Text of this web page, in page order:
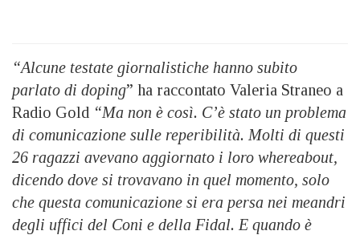
“Alcune testate giornalistiche hanno subito
parlato di doping” ha raccontato Valeria Straneo a
Radio Gold “Ma non è così. C’è stato un problema
di comunicazione sulle reperibilità. Molti di questi
26 ragazzi avevano aggiornato i loro whereabout,
dicendo dove si trovavano in quel momento, solo
che questa comunicazione si era persa nei meandri
degli uffici del Coni e della Fidal. E quando è